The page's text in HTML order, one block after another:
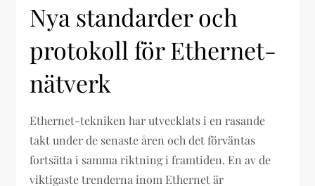
Nya standarder och
protokoll för Ethernet-
nätverk
Ethernet-tekniken har utvecklats i en rasande
takt under de senaste åren och det förväntas
fortsätta i samma riktning i framtiden. En av de
viktigaste trenderna inom Ethernet är